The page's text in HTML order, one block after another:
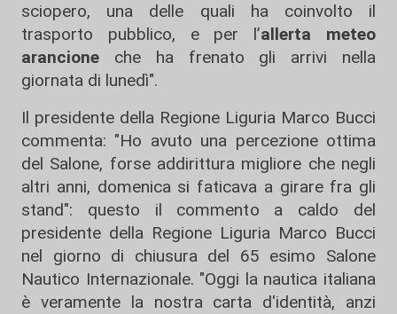
sciopero, una delle quali ha coinvolto il
trasporto pubblico, e per l’allerta meteo
arancione che ha frenato gli arrivi nella
giornata di lunedì".
Il presidente della Regione Liguria Marco Bucci
commenta: "Ho avuto una percezione ottima
del Salone, forse addirittura migliore che negli
altri anni, domenica si faticava a girare fra gli
stand": questo il commento a caldo del
presidente della Regione Liguria Marco Bucci
nel giorno di chiusura del 65 esimo Salone
Nautico Internazionale. "Oggi la nautica italiana
è veramente la nostra carta d'identità, anzi